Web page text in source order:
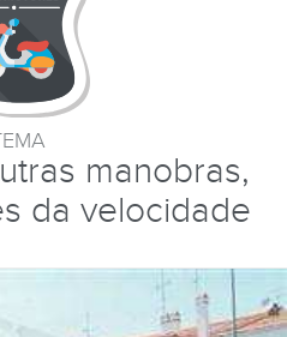
manobras,
da velocidade